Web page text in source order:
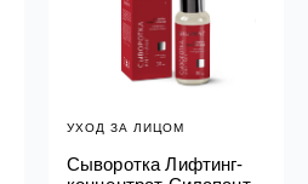
УХОД ЗА ЛИЦОМ
Сыворотка Лифтинг-